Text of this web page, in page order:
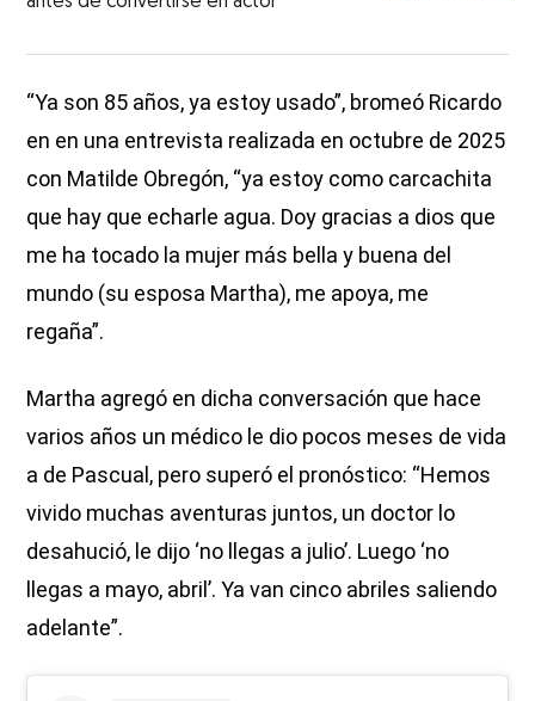
“Ya son 85 años, ya estoy usado”, bromeó Ricardo
en en una entrevista realizada en octubre de 2025
con Matilde Obregón, “ya estoy como carcachita
que hay que echarle agua. Doy gracias a dios que
me ha tocado la mujer más bella y buena del
mundo (su esposa Martha), me apoya, me
regaña”.
Martha agregó en dicha conversación que hace
varios años un médico le dio pocos meses de vida
a de Pascual, pero superó el pronóstico: “Hemos
vivido muchas aventuras juntos, un doctor lo
desahució, le dijo ‘no llegas a julio’. Luego ‘no
llegas a mayo, abril’. Ya van cinco abriles saliendo
adelante”.